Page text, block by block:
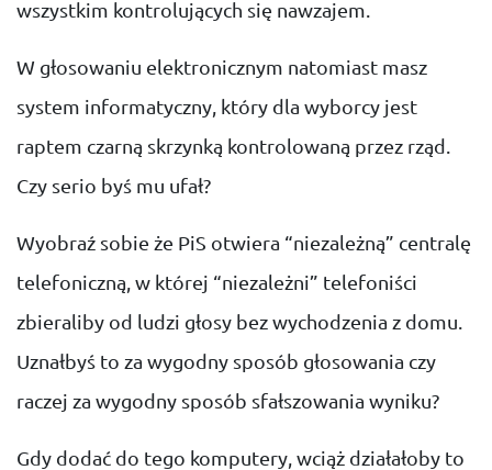
wszystkim kontrolujących się nawzajem.
W głosowaniu elektronicznym natomiast masz
system informatyczny, który dla wyborcy jest
raptem czarną skrzynką kontrolowaną przez rząd.
Czy serio byś mu ufał?
Wyobraź sobie że PiS otwiera “niezależną” centralę
telefoniczną, w której “niezależni” telefoniści
zbieraliby od ludzi głosy bez wychodzenia z domu.
Uznałbyś to za wygodny sposób głosowania czy
raczej za wygodny sposób sfałszowania wyniku?
Gdy dodać do tego komputery, wciąż działałoby to